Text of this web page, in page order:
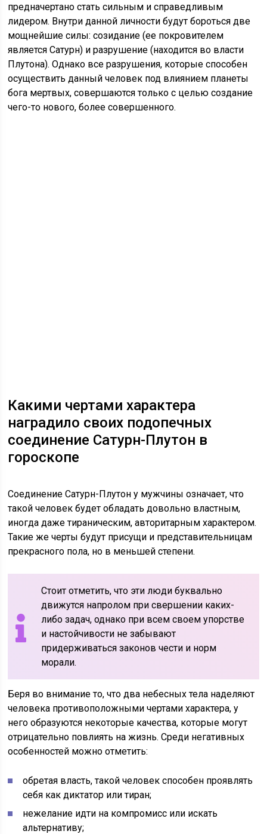
предначертано стать сильным и справедливым
лидером. Внутри данной личности будут бороться две
мощнейшие силы: созидание (ее покровителем
является Сатурн) и разрушение (находится во власти
Плутона). Однако все разрушения, которые способен
осуществить данный человек под влиянием планеты
бога мертвых, совершаются только с целью создание
чего-то нового, более совершенного.
Какими чертами характера
наградило своих подопечных
соединение Сатурн-Плутон в
гороскопе
Соединение Сатурн-Плутон у мужчины означает, что
такой человек будет обладать довольно властным,
иногда даже тираническим, авторитарным характером.
Такие же черты будут присущи и представительницам
прекрасного пола, но в меньшей степени.
Стоит отметить, что эти люди буквально
движутся напролом при свершении каких-
либо задач, однако при всем своем упорстве
и настойчивости не забывают
придерживаться законов чести и норм
морали.
Беря во внимание то, что два небесных тела наделяют
человека противоположными чертами характера, у
него образуются некоторые качества, которые могут
отрицательно повлиять на жизнь. Среди негативных
особенностей можно отметить:
обретая власть, такой человек способен проявлять
себя как диктатор или тиран;
нежелание идти на компромисс или искать
альтернативу;